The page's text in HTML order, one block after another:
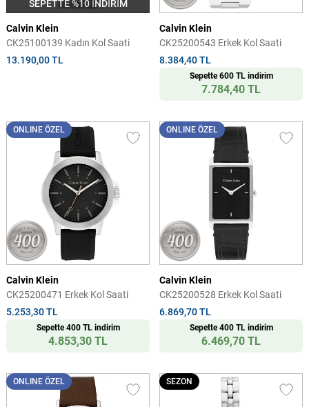
SEPETTE %10 İNDİRİM
Calvin Klein
CK25100139 Kadın Kol Saati
13.190,00 TL
Calvin Klein
CK25200543 Erkek Kol Saati
8.384,40 TL
Sepette 600 TL indirim
7.784,40 TL
ONLINE ÖZEL
Calvin Klein
CK25200471 Erkek Kol Saati
5.253,30 TL
Sepette 400 TL indirim
4.853,30 TL
ONLINE ÖZEL
Calvin Klein
CK25200528 Erkek Kol Saati
6.869,70 TL
Sepette 400 TL indirim
6.469,70 TL
ONLINE ÖZEL SEZON